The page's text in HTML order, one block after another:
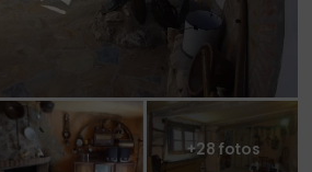
+28 fotos